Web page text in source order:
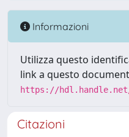
Informazioni
Utilizza questo
link a questo
https://hdl.handle.net/
Citazioni